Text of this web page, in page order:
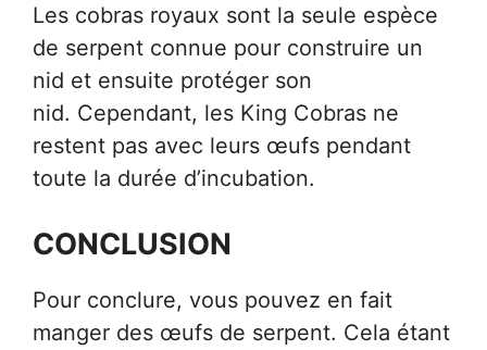
Les cobras royaux sont la seule espèce
de serpent connue pour construire un
nid et ensuite protéger son
nid. Cependant, les King Cobras ne
restent pas avec leurs œufs pendant
toute la durée d’incubation.
CONCLUSION
Pour conclure, vous pouvez en fait
manger des œufs de serpent. Cela étant